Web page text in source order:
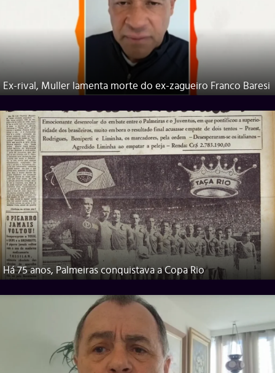
Ex-rival, Muller lamenta morte do ex-zagueiro Franco Baresi
Há 75 anos, Palmeiras conquistava a Copa Rio